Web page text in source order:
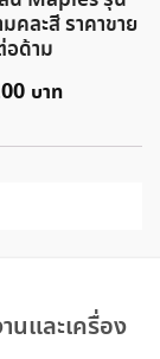
คละสี ราคาขาย
อด้าม
และเครื่อง